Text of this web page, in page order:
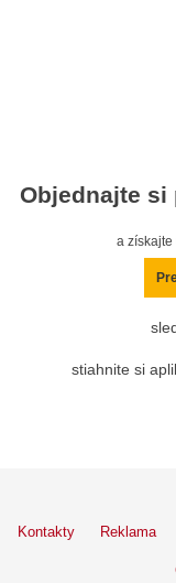
Objednajte si
a získajte
stiahnite si
Kontakty Reklama